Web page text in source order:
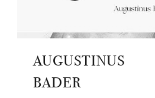
AUGUSTINUS
BADER